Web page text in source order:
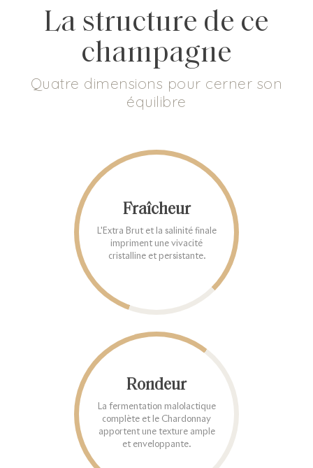
La structure de ce
champagne
Quatre dimensions pour cerner son
équilibre
Fraîcheur
L'Extra Brut et la salinité finale
impriment une vivacité
cristalline et persistante.
Rondeur
La fermentation malolactique
complète et le Chardonnay
apportent une texture ample
et enveloppante.